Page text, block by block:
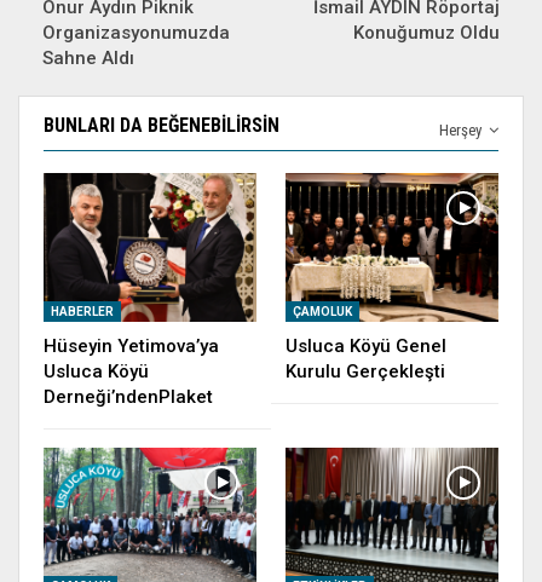
Onur Aydın Piknik
Organizasyonumuzda
Sahne Aldı
İsmail AYDIN Röportaj
Konuğumuz Oldu
Herşey
BUNLARI DA BEĞENEBILIRSIN
HABERLER
Hüseyin Yetimova’ya
Usluca Köyü
Derneği’ndenPlaket
ÇAMOLUK
Usluca Köyü Genel
Kurulu Gerçekleşti